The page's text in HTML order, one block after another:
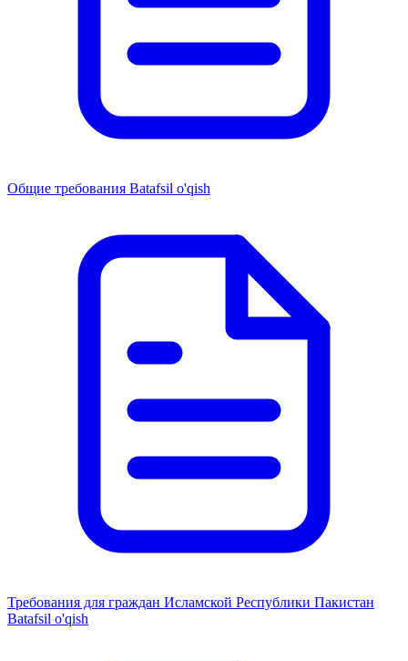
Общие требования Batafsil o'qish
Требования для граждан Исламской Республики Пакистан
Batafsil o'qish